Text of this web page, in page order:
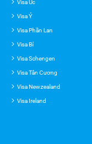
Visa Bỉ
Visa Schengen
Visa Tân Cương
Visa Newzealand
Visa Ireland